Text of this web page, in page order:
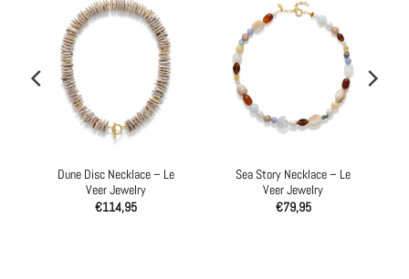
Dune Disc Necklace – Le
Veer Jewelry
€114,95
Sea Story Necklace – Le
Veer Jewelry
€79,95